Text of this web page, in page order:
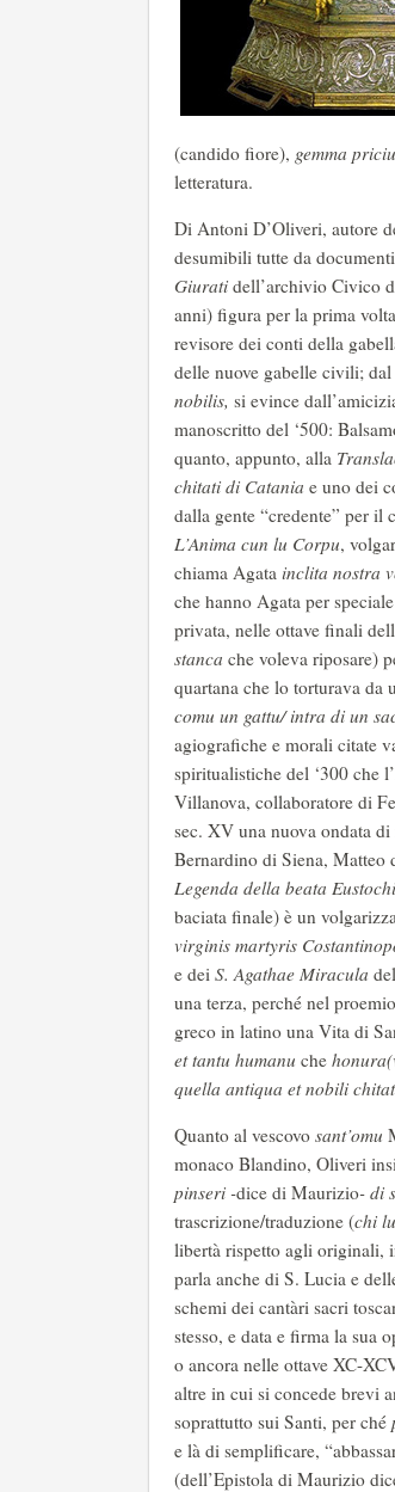
(candido fiore), gemma
letteratura.
Di Antoni D’Oliveri, autore
desumibili tutte da
Giurati dell’archivio Civico
anni) figura per la prima
revisore dei conti della
delle nuove gabelle civili;
nobilis, si evince
manoscritto del ‘500:
quanto, appunto, alla
chitati di Catania e uno dei
dalla gente “credente” per il
L’Anima cun lu Corpu,
chiama Agata inclita nostra
che hanno Agata per speciale
privata, nelle ottave finali
stanca che voleva riposare)
quartana che lo torturava da
comu un gattu/ intra di un
agiografiche e morali citate
spiritualistiche del ‘300 che
Villanova, collaboratore di
sec. XV una nuova ondata
Bernardino di Siena, Matteo
Legenda della beata
baciata finale) è un
virginis martyris
e dei S. Agathae Miracula
una terza, perché nel
greco in latino una Vita di
et tantu humanu che
quella antiqua et nobili
Quanto al vescovo sant’omu
monaco Blandino, Oliveri
pinseri -dice di Maurizio- di
trascrizione/traduzione (chi
libertà rispetto agli originali,
parla anche di S. Lucia e
schemi dei cantàri sacri
stesso, e data e firma la sua
o ancora nelle ottave XC-
altre in cui si concede brevi
soprattutto sui Santi, per ché
e là di semplificare,
(dell’Epistola di Maurizio